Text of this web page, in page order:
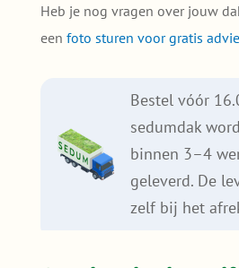
Heb je nog vragen over jouw
een foto sturen voor gratis
Bestel vóór
sedumdak
binnen 3–4
geleverd. De
zelf bij het